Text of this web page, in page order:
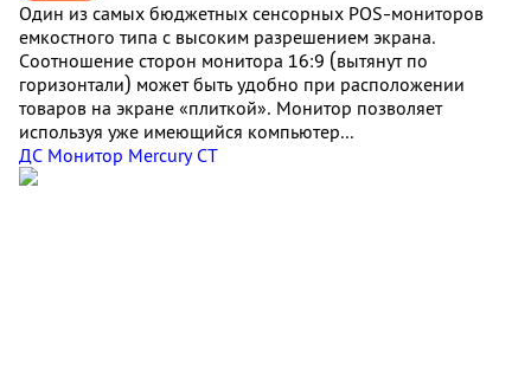
Один из самых бюджетных сенсорных POS-мониторов
емкостного типа с высоким разрешением экрана.
Соотношение сторон монитора 16:9 (вытянут по
горизонтали) может быть удобно при расположении
товаров на экране «плиткой». Монитор позволяет
используя уже имеющийся компьютер...
ДС Монитор Mercury CT